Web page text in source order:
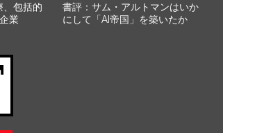
、包括的
業
書評：サム・アルトマンはいか
にして「AI帝国」を築いたか